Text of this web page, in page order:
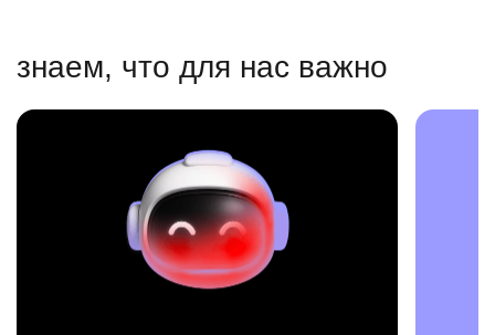
знаем, что для нас важно